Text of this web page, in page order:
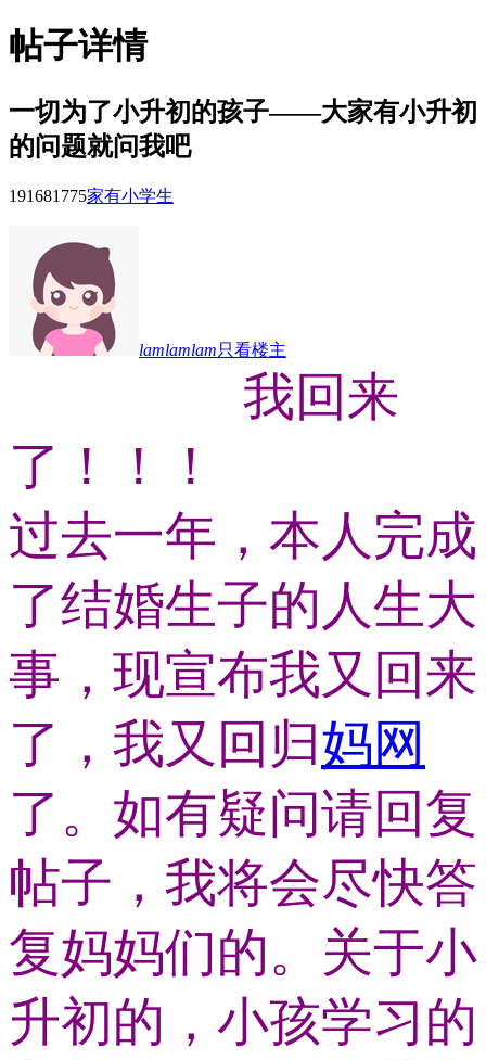
帖子详情
一切为了小升初的孩子——大家有小升初
的问题就问我吧
191681 775家有小学生
lamlamlam只看楼主
我回来
了！！！
过去一年，本人完成
了结婚生子的人生大
事，现宣布我又回来
了，我又回归妈网
了。如有疑问请回复
帖子，我将会尽快答
复妈妈们的。关于小
升初的，小孩学习的